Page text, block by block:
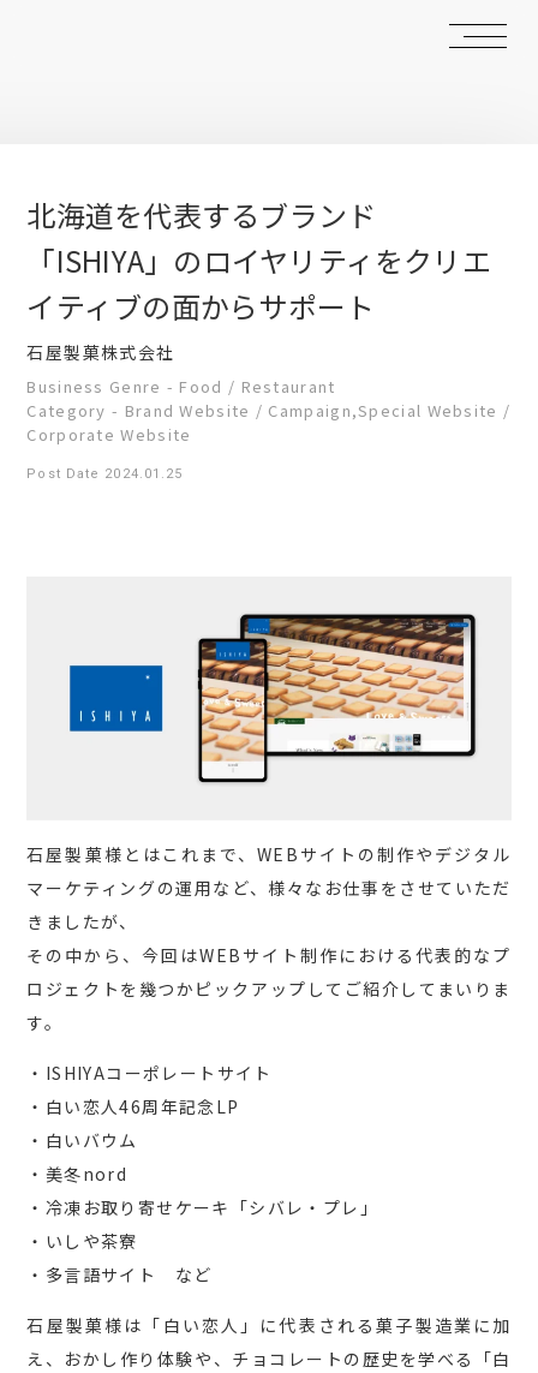
北海道を代表するブランド
「ISHIYA」のロイヤリティをクリエ
イティブの面からサポート
石屋製菓株式会社
Business Genre - Food / Restaurant
Category - Brand Website / Campaign,Special Website /
Corporate Website
Post Date 2024.01.25
石屋製菓様とはこれまで、WEBサイトの制作やデジタル
マーケティングの運用など、様々なお仕事をさせていただ
きましたが、
その中から、今回はWEBサイト制作における代表的なプ
ロジェクトを幾つかピックアップしてご紹介してまいりま
す。
・ISHIYAコーポレートサイト
・白い恋人46周年記念LP
・白いバウム
・美冬nord
・冷凍お取り寄せケーキ「シバレ・プレ」
・いしや茶寮
・多言語サイト など
石屋製菓様は「白い恋人」に代表される菓子製造業に加
え、おかし作り体験や、チョコレートの歴史を学べる「白